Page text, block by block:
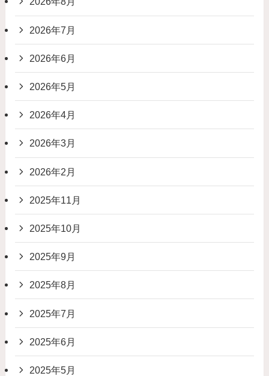
2026年7月
2026年6月
2026年5月
2026年4月
2026年3月
2026年2月
2025年11月
2025年10月
2025年9月
2025年8月
2025年7月
2025年6月
2025年5月